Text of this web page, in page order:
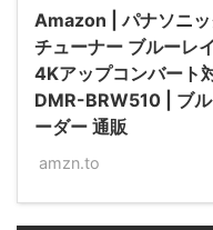
Amazon | パナソニ
チューナー ブルーレ
4Kアップコンバート
DMR-BRW510 | ブル
ーダー 通販
amzn.to